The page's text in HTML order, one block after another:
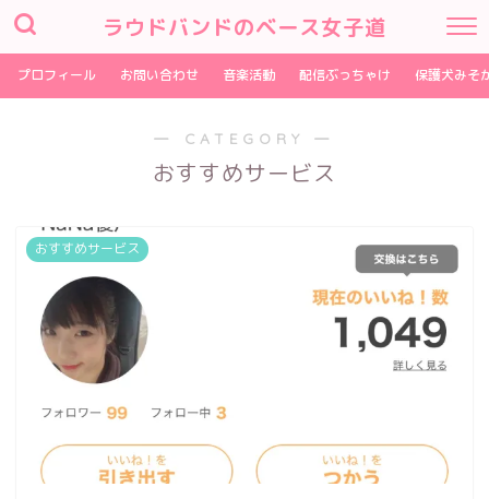
ラウドバンドのベース女子道
プロフィール お問い合わせ 音楽活動 配信ぶっちゃけ 保護犬みそ
― CATEGORY ―
おすすめサービス
おすすめサービス